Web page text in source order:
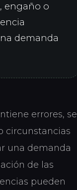
engaño o
demanda
errores, se
circunstancias
una demanda
de las
pueden